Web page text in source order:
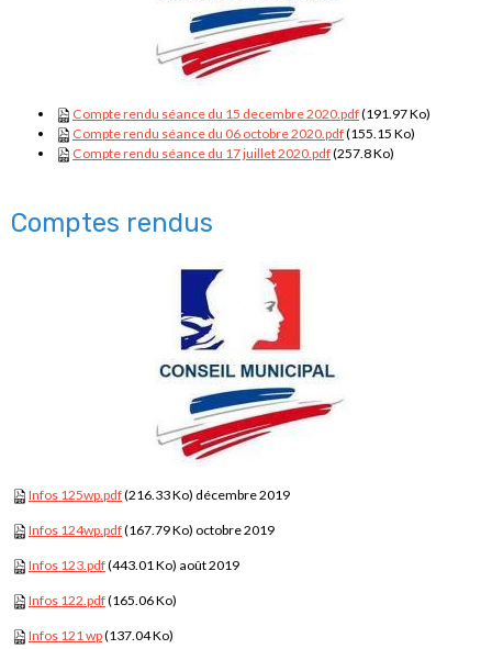
Compte rendu séance du 15 decembre 2020.pdf(191.97 Ko)
Compte rendu séance du 06 octobre 2020.pdf(155.15 Ko)
Compte rendu séance du 17 juillet 2020.pdf(257.8 Ko)
Comptes rendus
Infos 125wp.pdf(216.33 Ko) décembre 2019
Infos 124wp.pdf(167.79 Ko) octobre 2019
Infos 123.pdf(443.01 Ko) août 2019
Infos 122.pdf(165.06 Ko)
Infos 121 wp(137.04 Ko)